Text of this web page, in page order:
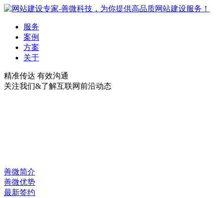
服务
案例
方案
关于
精准传达 有效沟通
关注我们&了解互联网前沿动态
善微简介
善微优势
最新签约